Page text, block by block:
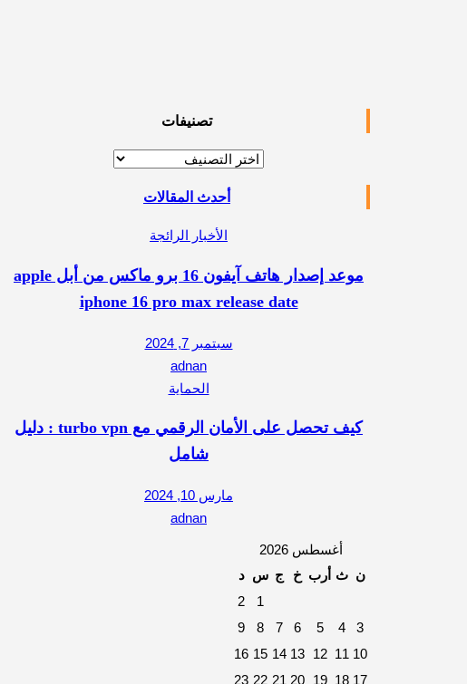
تصنيفات
تصنيفات
أحدث المقالات
الأخبار الرائجة
موعد إصدار هاتف آيفون 16 برو ماكس من أبل apple
iphone 16 pro max release date
سبتمبر 7, 2024
adnan
الحماية
كيف تحصل على الأمان الرقمي مع turbo vpn : دليل
شامل
مارس 10, 2024
adnan
أغسطس 2026
ن ث أرب خ ج س د
1
2
3
4
5
6
7
8
9
10
11
12
13
14
15
16
17
18
19
20
21
22
23